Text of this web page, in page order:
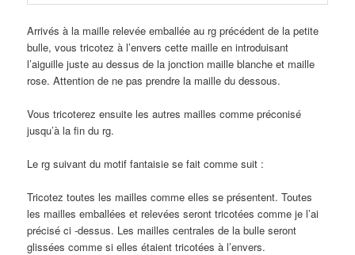
Arrivés à la maille relevée emballée au rg précédent de la petite
bulle, vous tricotez à l’envers cette maille en introduisant
l’aiguille juste au dessus de la jonction maille blanche et maille
rose. Attention de ne pas prendre la maille du dessous.
Vous tricoterez ensuite les autres mailles comme préconisé
jusqu’à la fin du rg.
Le rg suivant du motif fantaisie se fait comme suit :
Tricotez toutes les mailles comme elles se présentent. Toutes
les mailles emballées et relevées seront tricotées comme je l’ai
précisé ci -dessus. Les mailles centrales de la bulle seront
glissées comme si elles étaient tricotées à l’envers.